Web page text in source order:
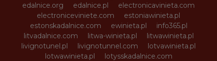
edalnice.org
edalnice.pl
electronicavinieta.com
electroniceviniete.com
estoniawinieta.pl
estonskadalnice.com
ewinieta.pl
info365.pl
litvadalnice.com
litwa-winieta.pl
litwawinieta.pl
livignotunel.pl
livignotunnel.com
lotvawinieta.pl
lotwawinieta.pl
lotysskadalnice.com